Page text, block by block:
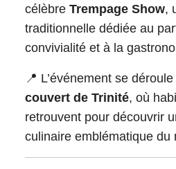
célèbre Trempage Show,
traditionnelle dédiée au
convivialité et à la
📍 L’événement se déroule
couvert de Trinité, où
retrouvent pour découvrir
culinaire emblématique du